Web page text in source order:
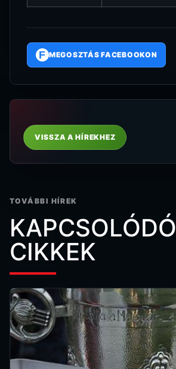
F MEGOSZTÁS FACEBOOKON
VISSZA A HÍREKHEZ
TOVÁBBI HÍREK
KAPCSOLÓDÓ
CIKKEK